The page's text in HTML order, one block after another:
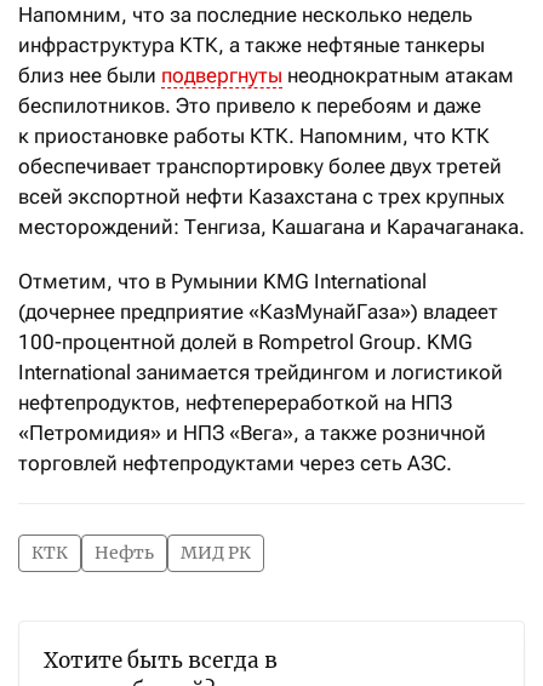
Напомним, что за последние несколько недель
инфраструктура КТК, а также нефтяные танкеры
близ нее были подвергнуты неоднократным атакам
беспилотников. Это привело к перебоям и даже
к приостановке работы КТК. Напомним, что КТК
обеспечивает транспортировку более двух третей
всей экспортной нефти Казахстана с трех крупных
месторождений: Тенгиза, Кашагана и Карачаганака.
Отметим, что в Румынии KMG International
(дочернее предприятие «КазМунайГаза») владеет
100-процентной долей в Rompetrol Group. KMG
International занимается трейдингом и логистикой
нефтепродуктов, нефтепереработкой на НПЗ
«Петромидия» и НПЗ «Вега», а также розничной
торговлей нефтепродуктами через сеть АЗС.
КТК Нефть МИД РК
Хотите быть всегда в